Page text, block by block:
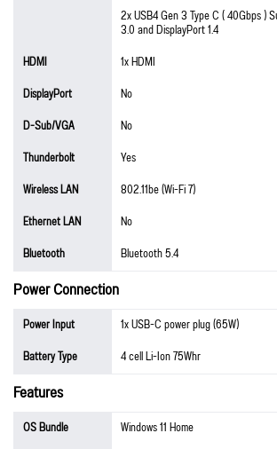
2x USB4 Gen 3 Type C ( 40Gbps )
3.0 and DisplayPort 1.4
HDMI
1x HDMI
DisplayPort
No
D-Sub/VGA
No
Thunderbolt
Yes
Wireless LAN
802.11be (Wi-Fi 7)
Ethernet LAN
No
Bluetooth
Bluetooth 5.4
Power Connection
Power Input
1x USB-C power plug (65W)
Battery Type
4 cell Li-Ion 75Whr
Features
OS Bundle
Windows 11 Home